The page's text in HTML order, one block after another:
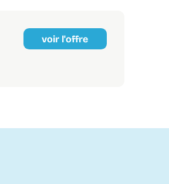
voir l'offre